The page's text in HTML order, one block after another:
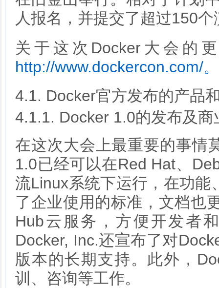
人报名，并提交了超过150
关于这次Docker大会的
http://www.dockercon.com/。
4.1. Docker官方发布的产品
4.1.1. Docker 1.0的发布及商
在这次大会上最重要的事情
1.0已经可以在Red Hat、
流Linux系统下运行，在功
了企业使用的标准，文档也
Hub云服务，方便开发者
Docker, Inc.还宣布了对
版本的长期支持。此外，
训、咨询等工作。